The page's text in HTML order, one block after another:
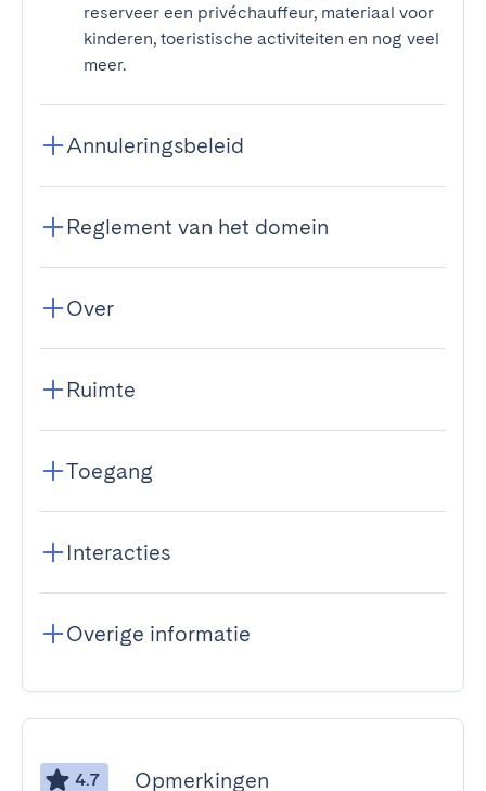
reserveer een privéchauffeur, materiaal voor
kinderen, toeristische activiteiten en nog veel
meer.
Annuleringsbeleid
Reglement van het domein
Over
Ruimte
Toegang
Interacties
Overige informatie
4.7 Opmerkingen